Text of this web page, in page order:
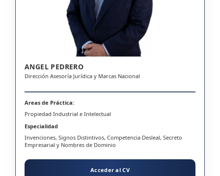
ANGEL PEDRERO
Dirección Asesoría Jurídica y Marcas Nacional
Areas de Práctica:
Propiedad Industrial e Intelectual
Especialidad
Invenciones, Signos Distintivos, Competencia Desleal, Secreto
Empresarial y Nombres de Dominio
Acceder al CV